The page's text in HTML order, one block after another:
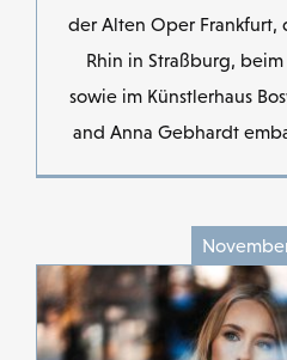
der Alten Oper Frankfurt,
Rhin in Straßburg,
sowie im Künstlerhaus
and Anna Gebhardt